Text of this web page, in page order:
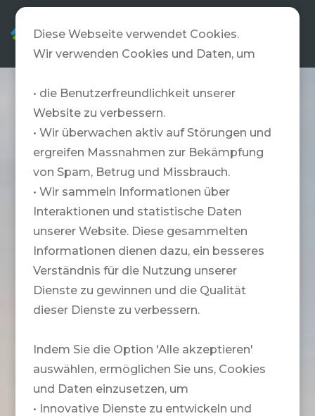
DE
Diese Webseite verwendet Cookies.
Wir verwenden Cookies und Daten, um
• die Benutzerfreundlichkeit unserer
Website zu verbessern.
• Wir überwachen aktiv auf Störungen und
ergreifen Massnahmen zur Bekämpfung
von Spam, Betrug und Missbrauch.
• Wir sammeln Informationen über
Interaktionen und statistische Daten
unserer Website. Diese gesammelten
Informationen dienen dazu, ein besseres
Verständnis für die Nutzung unserer
Dienste zu gewinnen und die Qualität
dieser Dienste zu verbessern.
Indem Sie die Option 'Alle akzeptieren'
auswählen, ermöglichen Sie uns, Cookies
und Daten einzusetzen, um
• Innovative Dienste zu entwickeln und